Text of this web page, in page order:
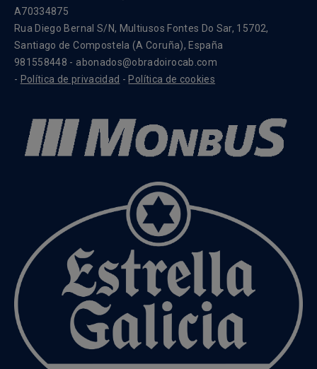
A70334875
Rua Diego Bernal S/N, Multiusos Fontes Do Sar, 15702,
Santiago de Compostela (A Coruña), España
981558448 - abonados@obradoirocab.com
- Política de privacidad - Política de cookies